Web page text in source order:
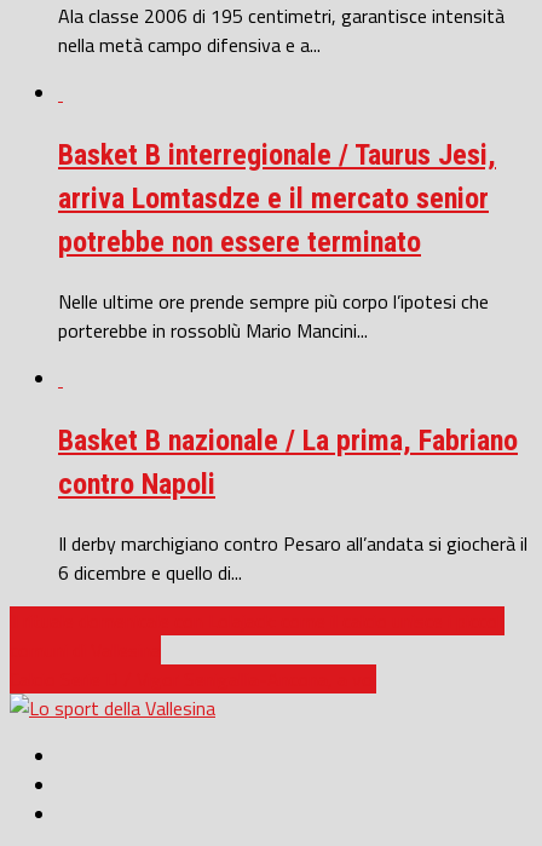
Ala classe 2006 di 195 centimetri, garantisce intensità
nella metà campo difensiva e a...
Basket B interregionale / Taurus Jesi,
arriva Lomtasdze e il mercato senior
potrebbe non essere terminato
Nelle ultime ore prende sempre più corpo l’ipotesi che
porterebbe in rossoblù Mario Mancini...
Basket B nazionale / La prima, Fabriano
contro Napoli
Il derby marchigiano contro Pesaro all’andata si giocherà il
6 dicembre e quello di...